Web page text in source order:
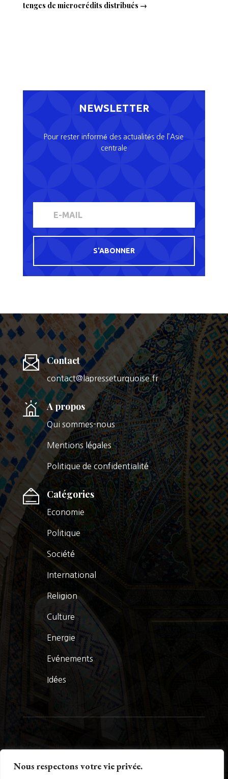
Nous respectons votre vie privée.
tenges de microcrédits distribués →
NEWSLETTER
Pour rester informé des actualités de l’Asie
centrale
S'ABONNER
Contact
contact@lapresseturquoise.fr
A propos
Qui sommes-nous
Mentions légales
Politique de confidentialité
Catégories
Economie
Politique
Société
International
Religion
Culture
Energie
Evénements
Idées